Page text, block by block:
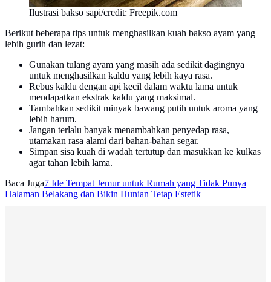
Ilustrasi bakso sapi/credit: Freepik.com
Berikut beberapa tips untuk menghasilkan kuah bakso ayam yang
lebih gurih dan lezat:
Gunakan tulang ayam yang masih ada sedikit dagingnya
untuk menghasilkan kaldu yang lebih kaya rasa.
Rebus kaldu dengan api kecil dalam waktu lama untuk
mendapatkan ekstrak kaldu yang maksimal.
Tambahkan sedikit minyak bawang putih untuk aroma yang
lebih harum.
Jangan terlalu banyak menambahkan penyedap rasa,
utamakan rasa alami dari bahan-bahan segar.
Simpan sisa kuah di wadah tertutup dan masukkan ke kulkas
agar tahan lebih lama.
Baca Juga7 Ide Tempat Jemur untuk Rumah yang Tidak Punya
Halaman Belakang dan Bikin Hunian Tetap Estetik